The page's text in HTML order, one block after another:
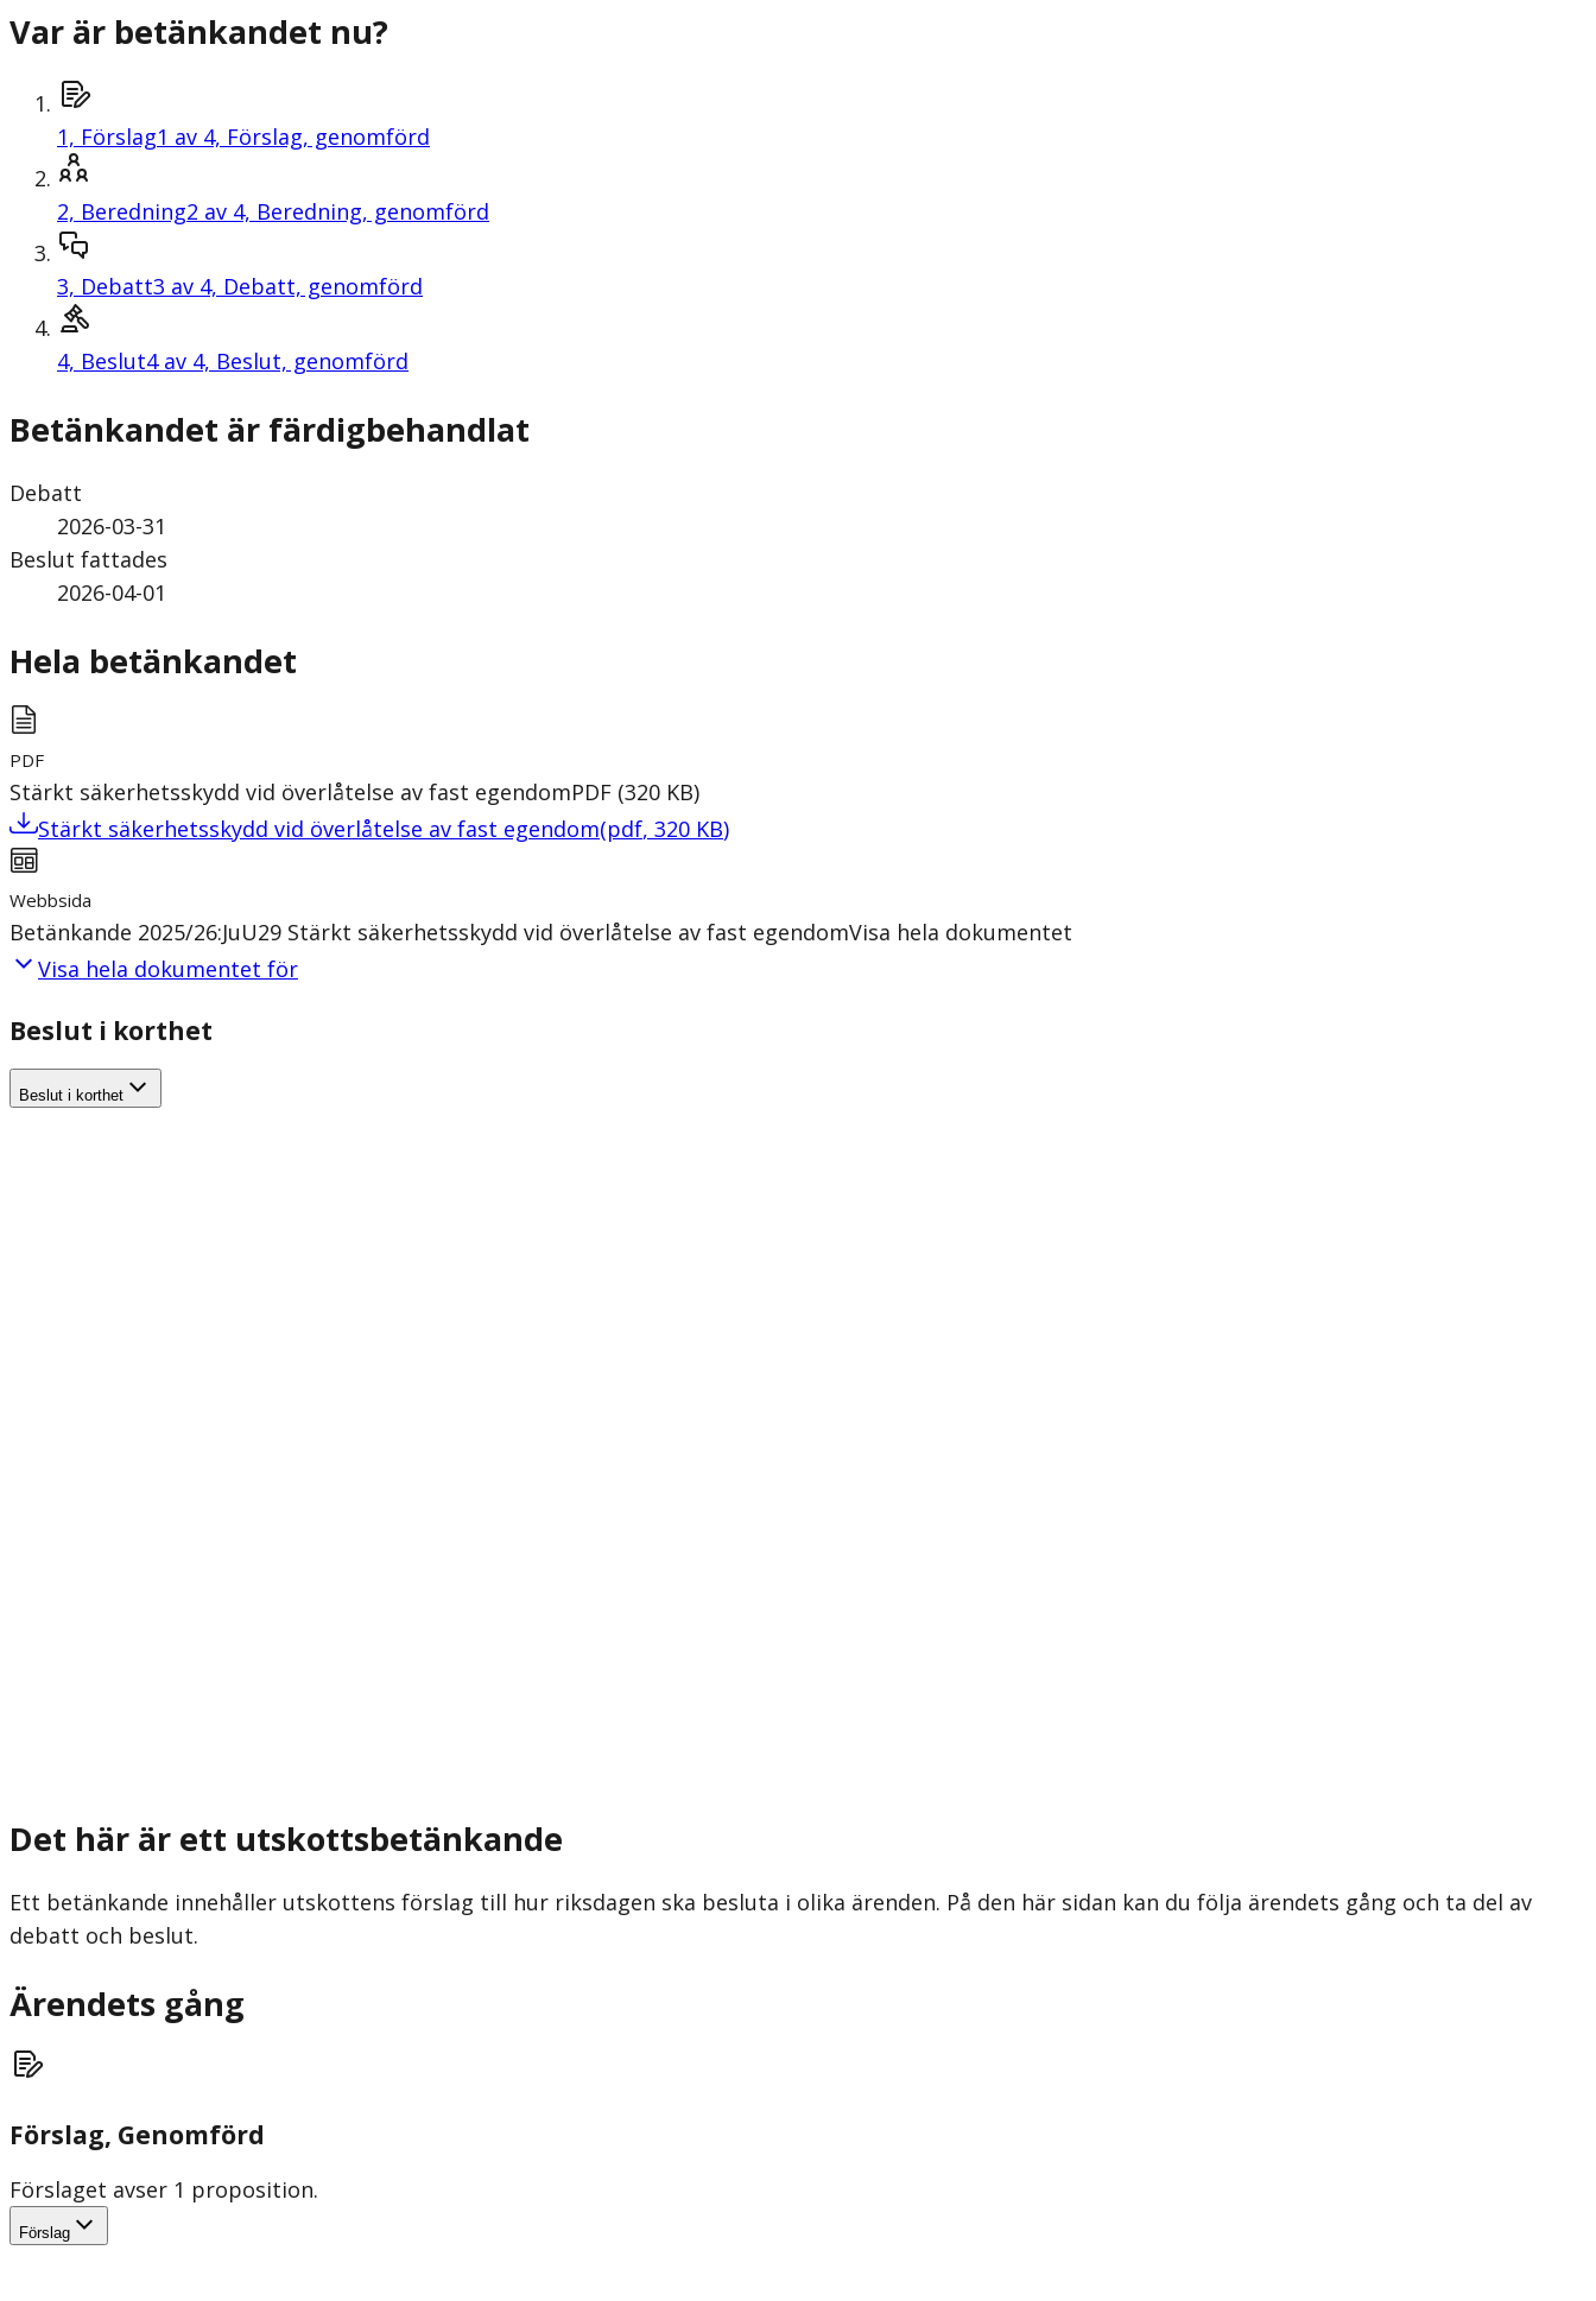
Var är betänkandet nu?
1, Förslag1 av 4, Förslag, genomförd
2, Beredning2 av 4, Beredning, genomförd
3, Debatt3 av 4, Debatt, genomförd
4, Beslut4 av 4, Beslut, genomförd
Betänkandet är färdigbehandlat
Debatt
2026-03-31
Beslut fattades
2026-04-01
Hela betänkandet
PDF
Stärkt säkerhetsskydd vid överlåtelse av fast egendomPDF (320 KB)
Stärkt säkerhetsskydd vid överlåtelse av fast egendom(pdf, 320 KB)
Webbsida
Betänkande 2025/26:JuU29 Stärkt säkerhetsskydd vid överlåtelse av fast egendomVisa hela dokumentet
Visa hela dokumentet för
Beslut i korthet
Beslut i korthet
Det här är ett utskottsbetänkande
Ett betänkande innehåller utskottens förslag till hur riksdagen ska besluta i olika ärenden. På den här sidan kan du följa ärendets gång och ta del av
debatt och beslut.
Ärendets gång
Förslag, Genomförd
Förslaget avser 1 proposition.
Förslag